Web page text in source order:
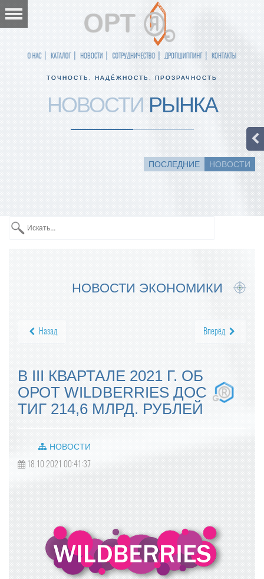
О НАС КАТАЛОГ НОВОСТИ СОТРУДНИЧЕСТВО ДРОПШИППИНГ КОНТАКТЫ
ТОЧНОСТЬ, НАДЁЖНОСТЬ, ПРОЗРАЧНОСТЬ
НОВОСТИ РЫНКА
ПОСЛЕДНИЕ НОВОСТИ
НОВОСТИ ЭКОНОМИКИ
Назад Вперёд
В III КВАРТАЛЕ 2021 Г. ОБ
ОРОТ WILDBERRIES ДОС
ТИГ 214,6 МЛРД. РУБЛЕЙ
НОВОСТИ
18.10.2021 00:41:37